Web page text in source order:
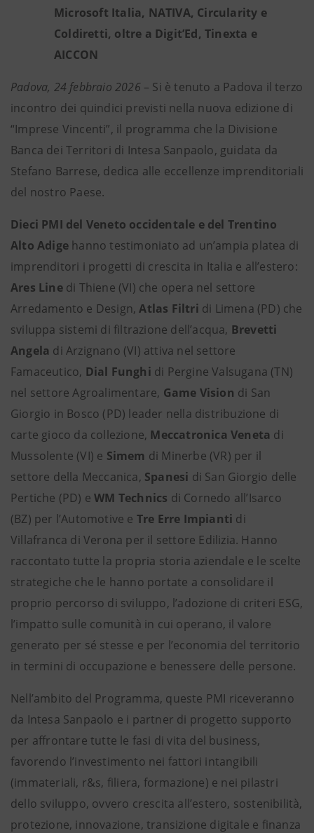
Microsoft Italia, NATIVA, Circularity e
Coldiretti, oltre a Digit’Ed, Tinexta e
AICCON
Padova, 24 febbraio 2026 – Si è tenuto a Padova il terzo
incontro dei quindici previsti nella nuova edizione di
“Imprese Vincenti”, il programma che la Divisione
Banca dei Territori di Intesa Sanpaolo, guidata da
Stefano Barrese, dedica alle eccellenze imprenditoriali
del nostro Paese.
Dieci PMI del Veneto occidentale e del Trentino
Alto Adige hanno testimoniato ad un’ampia platea di
imprenditori i progetti di crescita in Italia e all’estero:
Ares Linedi Thiene (VI) che opera nel settore
Arredamento e Design,Atlas Filtri di Limena (PD) che
sviluppa sistemi di filtrazione dell’acqua, Brevetti
Angela di Arzignano (VI) attiva nel settore
Famaceutico, Dial Funghi di Pergine Valsugana (TN)
nel settore Agroalimentare, Game Vision di San
Giorgio in Bosco (PD) leader nella distribuzione di
carte gioco da collezione, Meccatronica Veneta di
Mussolente (VI) e Simem di Minerbe (VR) per il
settore della Meccanica, Spanesi di San Giorgio delle
Pertiche (PD) eWM Technics di Cornedo all’Isarco
(BZ) per l’Automotive e Tre Erre Impianti di
Villafranca di Verona per il settore Edilizia. Hanno
raccontato tutte la propria storia aziendale e le scelte
strategiche che le hanno portate a consolidare il
proprio percorso di sviluppo, l’adozione di criteri ESG,
l’impatto sulle comunità in cui operano, il valore
generato per sé stesse e per l’economia del territorio
in termini di occupazione e benessere delle persone.
Nell’ambito del Programma, queste PMI riceveranno
da Intesa Sanpaolo e i partner di progetto supporto
per affrontare tutte le fasi di vita del business,
favorendo l’investimento nei fattori intangibili
(immateriali, r&s, filiera, formazione) e nei pilastri
dello sviluppo, ovvero crescita all’estero, sostenibilità,
protezione, innovazione, transizione digitale e finanza